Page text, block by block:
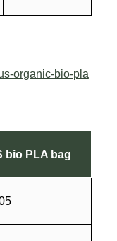
organic-bio-pla
bio PLA bag